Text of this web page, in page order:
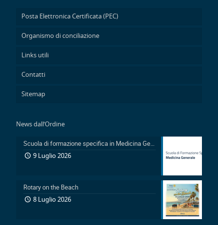
Posta Elettronica Certificata (PEC)
Organismo di conciliazione
Links utili
Contatti
Sitemap
News dall’Ordine
Scuola di formazione specifica in Medicina Generale 2026-2029: Pubblicazione avviso accesso in sovrannumero legge 401/2000 e avviso accesso degli Ufficiali Medici
9 Luglio 2026
Rotary on the Beach
8 Luglio 2026